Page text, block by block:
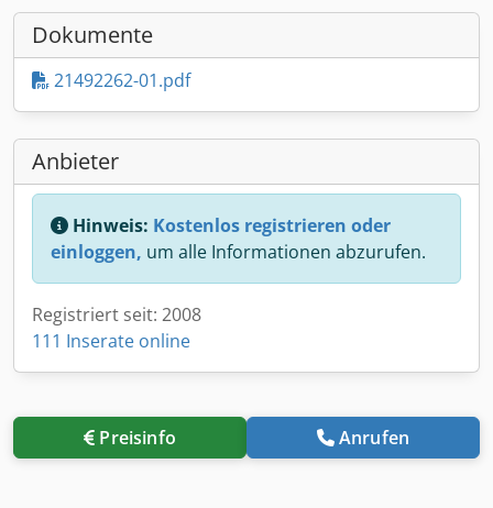
Dokumente
21492262-01.pdf
Anbieter
Hinweis: Kostenlos registrieren oder
einloggen, um alle Informationen abzurufen.
Registriert seit: 2008
111 Inserate online
Preisinfo Anrufen